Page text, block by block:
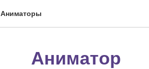
Аниматоры
Аниматор